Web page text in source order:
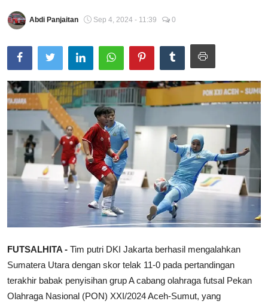
Abdi Panjaitan Sep 4, 2024 - 11:39 0
FUTSALHITA - Tim putri DKI Jakarta berhasil mengalahkan
Sumatera Utara dengan skor telak 11-0 pada pertandingan
terakhir babak penyisihan grup A cabang olahraga futsal Pekan
Olahraga Nasional (PON) XXI/2024 Aceh-Sumut, yang